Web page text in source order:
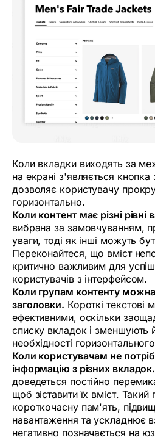
Коли вкладки виходять за
на екрані з'являється кнопка
дозволяє користувачу
горизонтально.
Коли контент має різні рівні
вибрана за замовчуванням,
уваги, тоді як інші можуть
Переконайтеся, що вміст
критично важливим для
користувачів з інтерфейсом.
Коли групам контенту можна
заголовки. Короткі текстові
ефективними, оскільки
списку вкладок і зменшують
необхідності
Коли користувачам не
інформацію з різних вкладок.
доведеться постійно
щоб зіставити їх вміст. Такий
короткочасну пам'ять,
навантаження та ускладнює
негативно позначається на